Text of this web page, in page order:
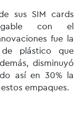
sus SIM cards
con el
fue la
plástico que
disminuyó
así en 30% la
empaques.